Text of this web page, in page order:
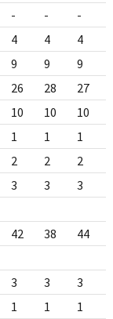
- - -
4 4 4
9 9 9
26 28 27
10 10 10
1 1 1
2 2 2
3 3 3
42 38 44
3 3 3
1 1 1